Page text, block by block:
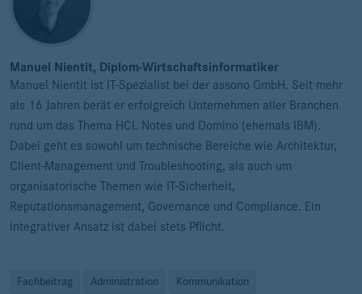
Manuel Nientit, Diplom-Wirtschaftsinformatiker
Manuel Nientit ist IT-Spezialist bei der assono GmbH. Seit mehr
als 16 Jahren berät er erfolgreich Unternehmen aller Branchen
rund um das Thema HCL Notes und Domino (ehemals IBM).
Dabei geht es sowohl um technische Bereiche wie Architektur,
Client-Management und Troubleshooting, als auch um
organisatorische Themen wie IT-Sicherheit,
Reputationsmanagement, Governance und Compliance. Ein
integrativer Ansatz ist dabei stets Pflicht.
Fachbeitrag Administration Kommunikation